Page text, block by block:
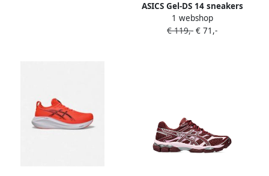
ASICS Gel-DS 14 sneakers
Rood
1 webshop
€ 119,- € 71,-